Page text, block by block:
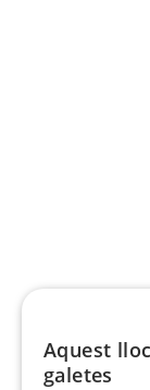
Aquest
galetes